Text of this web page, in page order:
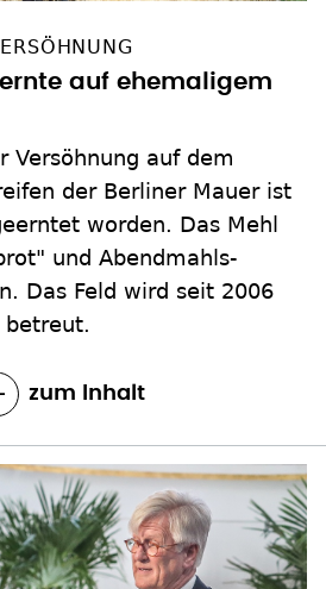
Versöhnung auf dem
der Berliner Mauer ist
worden. Das Mehl
Das Feld wird seit 2006
betreut.
zum Inhalt